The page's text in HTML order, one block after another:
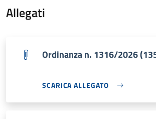
Allegati
Ordinanza n. 1316/2026
SCARICA ALLEGATO